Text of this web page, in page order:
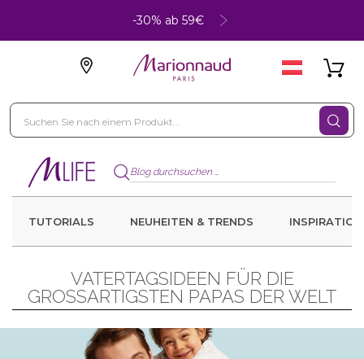
-30% ab 59€
TUTORIALS NEUHEITEN & TRENDS INSPIRATION
VATERTAGSIDEEN FÜR DIE
GROSSARTIGSTEN PAPAS DER WELT